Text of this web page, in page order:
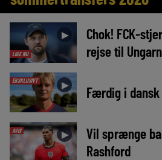
LIGE NU
►
Chok! FCK-
rejse til Ungarn
EKSKLUSIVT ► Færdig i
AVIS ►
Vil sprænge
Rashford